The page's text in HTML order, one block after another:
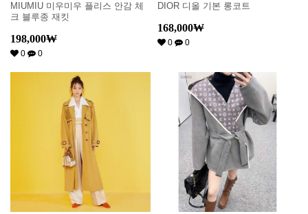
MIUMIU 미우미우 플리스 안감 체
크 블루종 재킷
198,000₩
0 0
DIOR 디올 기본 롱코트
168,000₩
0 0